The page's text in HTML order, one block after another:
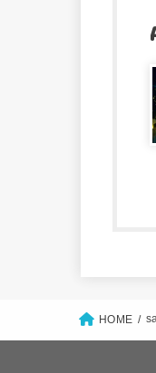
HOME